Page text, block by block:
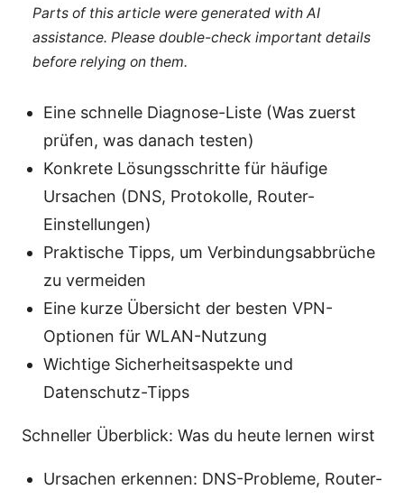
Parts of this article were generated with AI
assistance. Please double-check important details
before relying on them.
Eine schnelle Diagnose-Liste (Was zuerst
prüfen, was danach testen)
Konkrete Lösungsschritte für häufige
Ursachen (DNS, Protokolle, Router-
Einstellungen)
Praktische Tipps, um Verbindungsabbrüche
zu vermeiden
Eine kurze Übersicht der besten VPN-
Optionen für WLAN-Nutzung
Wichtige Sicherheitsaspekte und
Datenschutz-Tipps
Schneller Überblick: Was du heute lernen wirst
Ursachen erkennen: DNS-Probleme, Router-